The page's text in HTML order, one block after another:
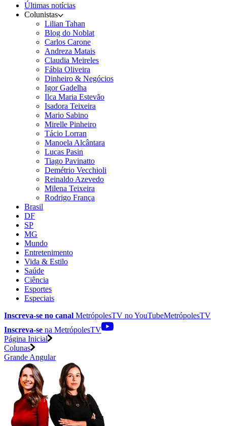
Últimas notícias
Colunistas
Lilian Tahan
Blog do Noblat
Carlos Carone
Andreza Matais
Claudia Meireles
Fábia Oliveira
Dinheiro & Negócios
Igor Gadelha
Ilca Maria Estevão
Isadora Teixeira
Mario Sabino
Mirelle Pinheiro
Tácio Lorran
Manoela Alcântara
Lucas Pasin
Tiago Pavinatto
Demétrio Vecchioli
Reinaldo Azevedo
Milena Teixeira
Rodrigo França
Brasil
DF
SP
MG
Mundo
Entretenimento
Vida & Estilo
Saúde
Ciência
Esportes
Especiais
Inscreva-se no canal MetrópolesTV noYouTubeMetrópolesTV
Inscreva-se na MetrópolesTV
Página Inicial
Colunas
Grande Angular